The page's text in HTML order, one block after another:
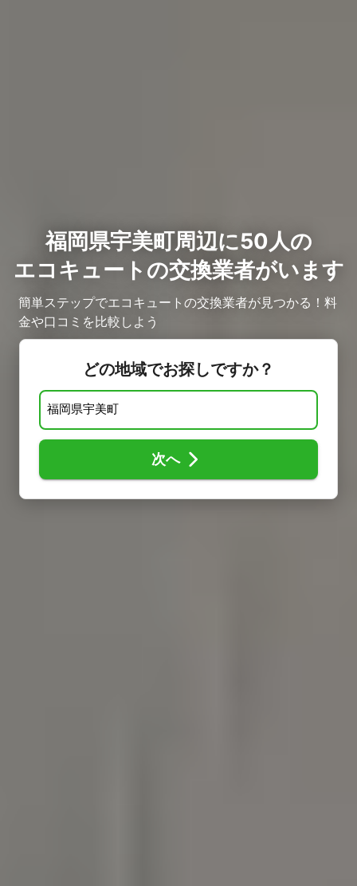
福岡県宇美町周辺に50人の
エコキュートの交換業者がいます
簡単ステップでエコキュートの交換業者が見つかる！料
金や口コミを比較しよう
どの地域でお探しですか？
次へ